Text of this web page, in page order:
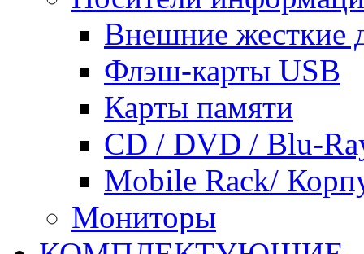
Внешние жесткие
Флэш-карты USB
Карты памяти
CD / DVD / Blu-
Mobile Rack/
Мониторы